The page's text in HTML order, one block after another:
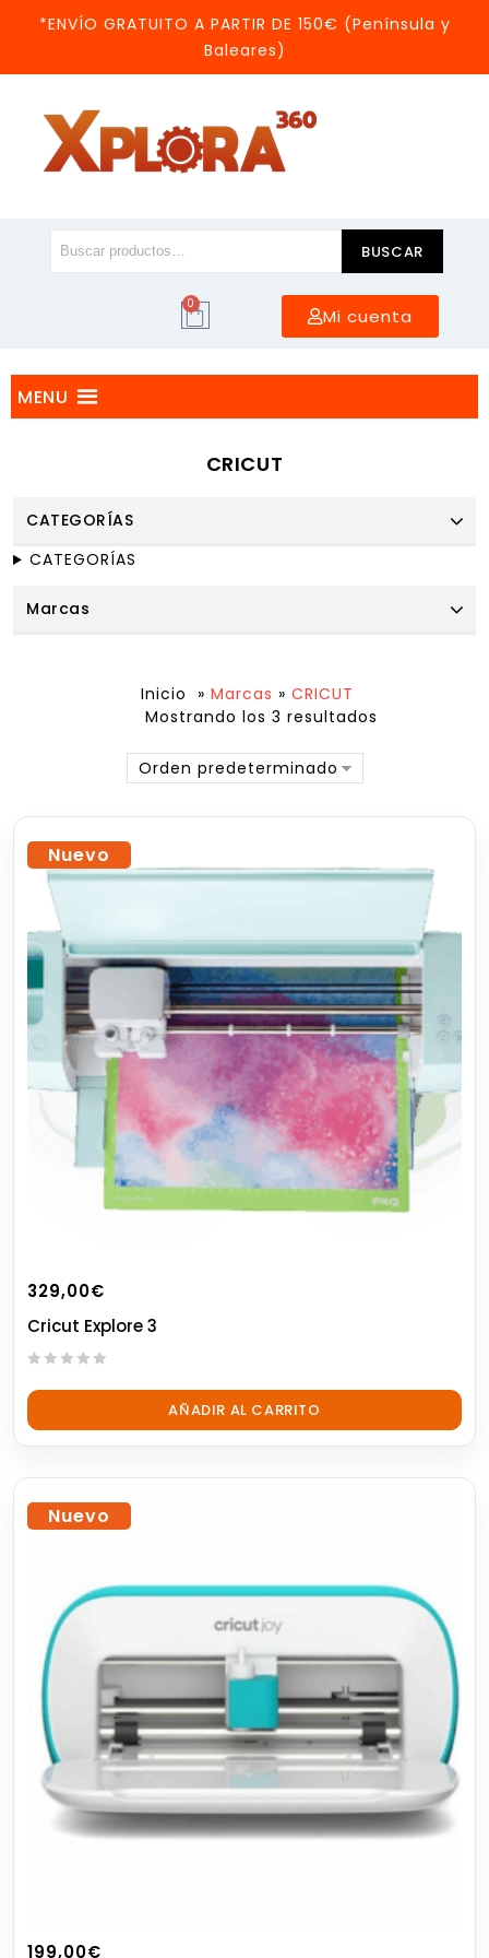
*ENVÍO GRATUITO A PARTIR DE 150€ (Península y
Baleares)
BUSCAR
0
Mi cuenta
MENU
CRICUT
Inicio » Marcas » CRICUT
Mostrando los 3 resultados
Orden predeterminado
Nuevo
329,00€
Cricut Explore 3
out
AÑADIR AL CARRITO
Nuevo
199,00€
CATEGORÍAS
CATEGORÍAS
Marcas